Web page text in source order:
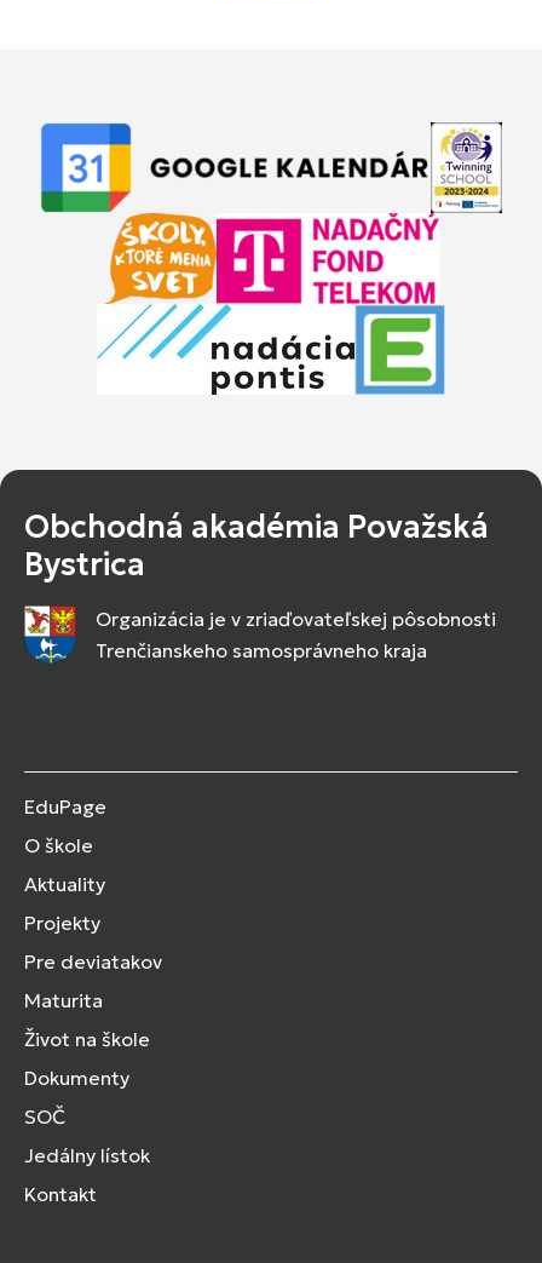
Obchodná akadémia Považská
Bystrica
Organizácia je v zriaďovateľskej pôsobnosti
Trenčianskeho samosprávneho kraja
EduPage
O škole
Aktuality
Projekty
Pre deviatakov
Maturita
Život na škole
Dokumenty
SOČ
Jedálny lístok
Kontakt